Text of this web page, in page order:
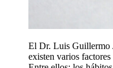
El Dr. Luis Guillermo
existen varios